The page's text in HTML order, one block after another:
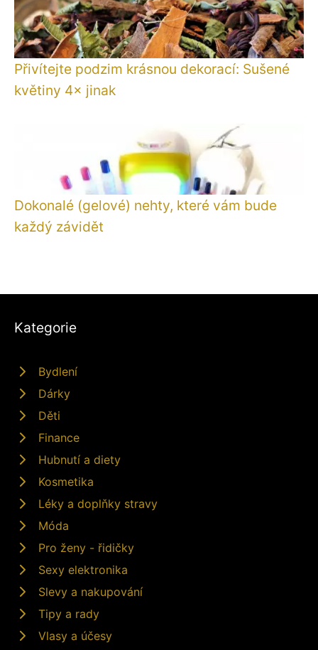
Přivítejte podzim krásnou dekorací: Sušené
květiny 4× jinak
Dokonalé (gelové) nehty, které vám bude
každý závidět
Kategorie
Bydlení
Dárky
Děti
Finance
Hubnutí a diety
Kosmetika
Léky a doplňky stravy
Móda
Pro ženy - řidičky
Sexy elektronika
Slevy a nakupování
Tipy a rady
Vlasy a účesy